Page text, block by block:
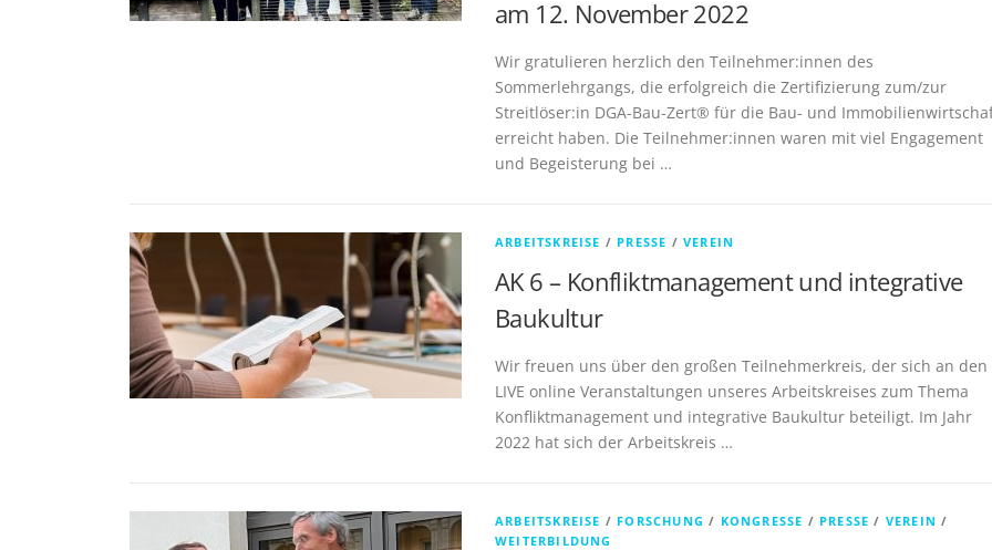
am 12. November 2022
Wir gratulieren herzlich den Teilnehmer:innen des
Sommerlehrgangs, die erfolgreich die Zertifizierung zum/zur
Streitlöser:in DGA-Bau-Zert® für die Bau- und
erreicht haben. Die Teilnehmer:innen waren mit viel Engagement
und Begeisterung bei …
ARBEITSKREISE / PRESSE /VEREIN
AK 6 – Konfliktmanagement und integrative
Baukultur
Wir freuen uns über den großen Teilnehmerkreis, der sich an den
LIVE online Veranstaltungen unseres Arbeitskreises zum Thema
Konfliktmanagement und integrative Baukultur beteiligt. Im Jahr
2022 hat sich der Arbeitskreis …
ARBEITSKREISE / FORSCHUNG / KONGRESSE / PRESSE / VEREIN /
WEITERBILDUNG